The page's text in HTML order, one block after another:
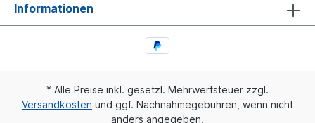
Informationen
* Alle Preise inkl. gesetzl. Mehrwertsteuer zzgl.
Versandkosten und ggf. Nachnahmegebühren, wenn nicht
anders angegeben.